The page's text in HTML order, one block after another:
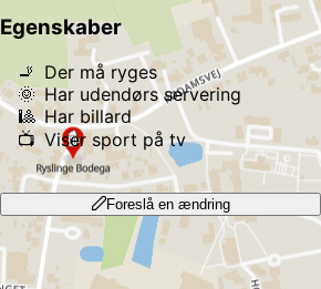
Egenskaber
🚬 Der må ryges
🌞 Har udendørs servering
🎱 Har billard
📺 Viser sport på tv
Foreslå en ændring